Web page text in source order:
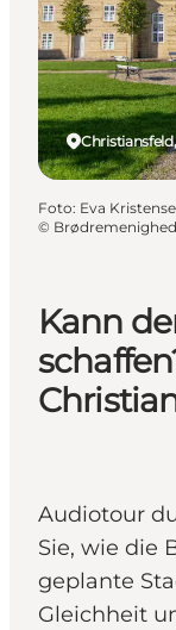
Tickets
Kann
Audiotour
Sie, wie die
geplante
Gleichheit
Foto: Eva
©